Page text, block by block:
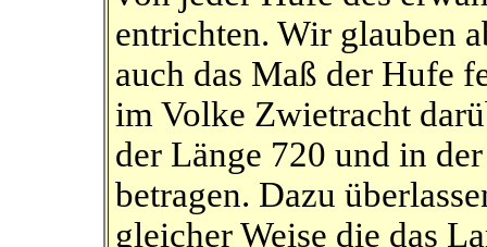
entrichten. Wir glauben
auch das Maß der Hufe
im Volke Zwietracht
der Länge 720 und in
betragen. Dazu
gleicher Weise die das